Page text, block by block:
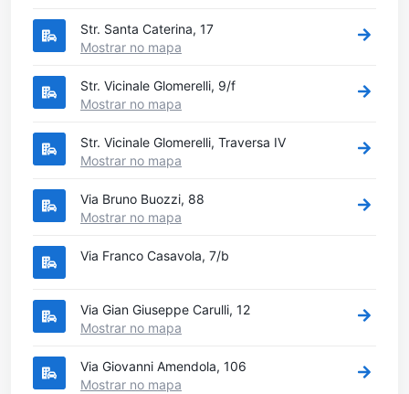
Str. Santa Caterina, 17
Mostrar no mapa
Str. Vicinale Glomerelli, 9/f
Mostrar no mapa
Str. Vicinale Glomerelli, Traversa IV
Mostrar no mapa
Via Bruno Buozzi, 88
Mostrar no mapa
Via Franco Casavola, 7/b
Via Gian Giuseppe Carulli, 12
Mostrar no mapa
Via Giovanni Amendola, 106
Mostrar no mapa